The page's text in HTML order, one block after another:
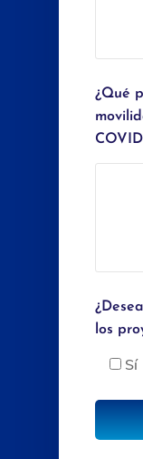
¿Qué
los
Sí